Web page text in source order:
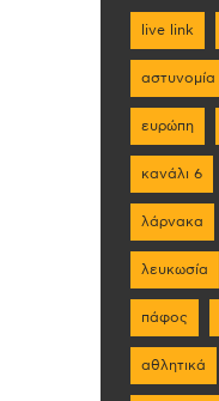
live link
αστυνομία
ευρώπη
κανάλι 6
λάρνακα
λευκωσία
πάφος
αθλητικά